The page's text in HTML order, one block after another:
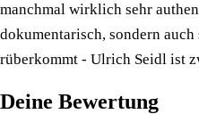
manchmal wirklich sehr
dokumentarisch, sondern
rüberkommt - Ulrich Seidl ist
Deine Bewertung